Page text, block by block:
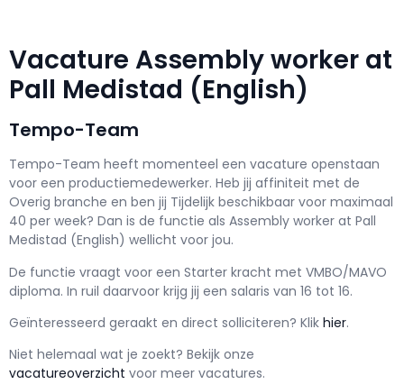
Vacature Assembly worker at
Pall Medistad (English)
Tempo-Team
Tempo-Team heeft momenteel een vacature openstaan
voor een productiemedewerker. Heb jij affiniteit met de
Overig branche en ben jij Tijdelijk beschikbaar voor maximaal
40 per week? Dan is de functie als Assembly worker at Pall
Medistad (English) wellicht voor jou.
De functie vraagt voor een Starter kracht met VMBO/MAVO
diploma. In ruil daarvoor krijg jij een salaris van 16 tot 16.
Geïnteresseerd geraakt en direct solliciteren? Klik hier.
Niet helemaal wat je zoekt? Bekijk onze
vacatureoverzicht voor meer vacatures.